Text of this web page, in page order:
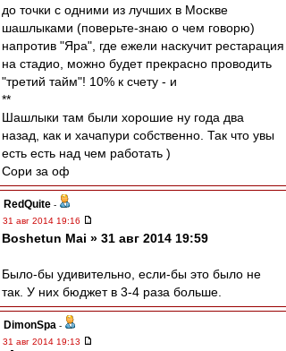
до точки с одними из лучших в Москве
шашлыками (поверьте-знаю о чем говорю)
напротив "Яра", где ежели наскучит рестарация
на стадио, можно будет прекрасно проводить
"третий тайм"! 10% к счету - и
**
Шашлыки там были хорошие ну года два
назад, как и хачапури собственно. Так что увы
есть есть над чем работать )
Сори за оф
RedQuite -
31 авг 2014 19:16
Boshetun Mai » 31 авг 2014 19:59
Было-бы удивительно, если-бы это было не
так. У них бюджет в 3-4 раза больше.
DimonSpa -
31 авг 2014 19:13